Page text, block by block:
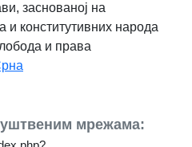
заснованој на
и конститутивних народа
и права
мрежама: